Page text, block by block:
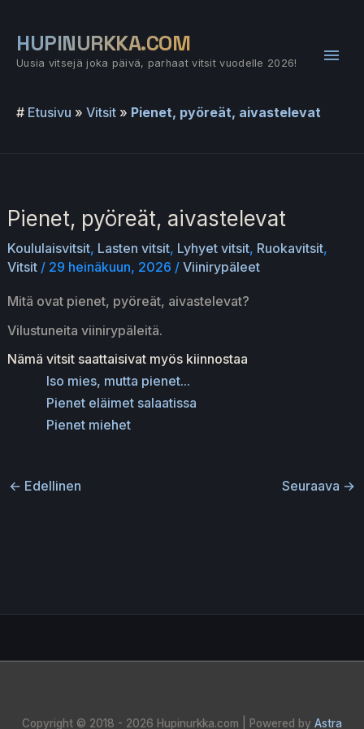
sisältöön
HUPINURKKA.COM
Uusia vitsejä joka päivä, parhaat vitsit vuodelle 2026!
# Etusivu » Vitsit » Pienet, pyöreät, aivastelevat
Pienet, pyöreät, aivastelevat
Koululaisvitsit, Lasten vitsit, Lyhyet vitsit, Ruokavitsit,
Vitsit/ 29 heinäkuun, 2026 / Viinirypäleet
Mitä ovat pienet, pyöreät, aivastelevat?
Vilustuneita viinirypäleitä.
Nämä vitsit saattaisivat myös kiinnostaa
Iso mies, mutta pienet...
Pienet eläimet salaatissa
Pienet miehet
← Edellinen Seuraava →
Copyright © 2018 - 2026 Hupinurkka.com | Powered by Astra